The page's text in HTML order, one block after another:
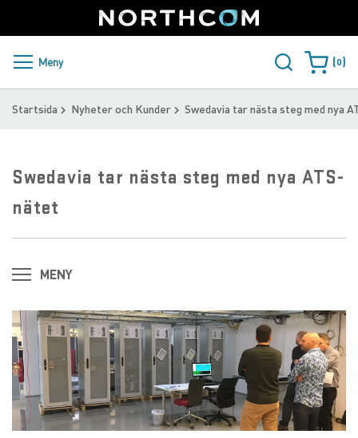
to
Content
Sweden
PRODUKTER OCH LÖSNINGAR
ÅTERFÖRSÄLJARE
NORTHCOM
Meny Varukorgen
0
Startsida Nyheter och Kunder Swedavia tar nästa steg med nya
Swedavia tar nästa steg med nya ATS-
nätet
MENY